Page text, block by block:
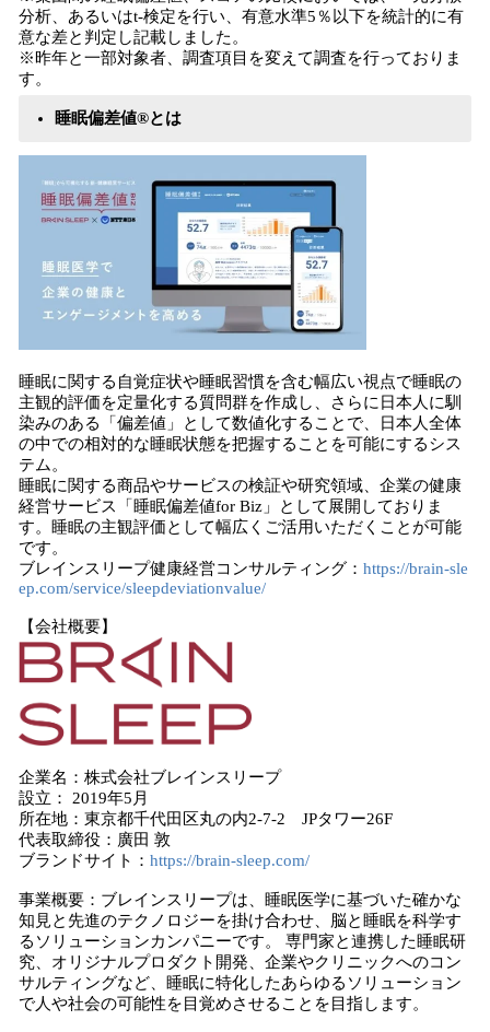
分析、あるいはt-検定を行い、有意水準5％以下を統計的に有
意な差と判定し記載しました。
※昨年と一部対象者、調査項目を変えて調査を行っておりま
す。
睡眠偏差値®とは
睡眠に関する自覚症状や睡眠習慣を含む幅広い視点で睡眠の
主観的評価を定量化する質問群を作成し、さらに日本人に馴
染みのある「偏差値」として数値化することで、日本人全体
の中での相対的な睡眠状態を把握することを可能にするシス
テム。
睡眠に関する商品やサービスの検証や研究領域、企業の健康
経営サービス「睡眠偏差値for Biz」として展開しておりま
す。睡眠の主観評価として幅広くご活用いただくことが可能
です。
ブレインスリープ健康経営コンサルティング： https://brain-sle
ep.com/service/sleepdeviationvalue/
【会社概要】
企業名：株式会社ブレインスリープ
設立： 2019年5月
所在地：東京都千代田区丸の内2-7-2 JPタワー26F
代表取締役：廣田 敦
ブランドサイト： https://brain-sleep.com/
事業概要：ブレインスリープは、睡眠医学に基づいた確かな
知見と先進のテクノロジーを掛け合わせ、脳と睡眠を科学す
るソリューションカンパニーです。 専門家と連携した睡眠研
究、オリジナルプロダクト開発、企業やクリニックへのコン
サルティングなど、睡眠に特化したあらゆるソリューション
で人や社会の可能性を目覚めさせることを目指します。